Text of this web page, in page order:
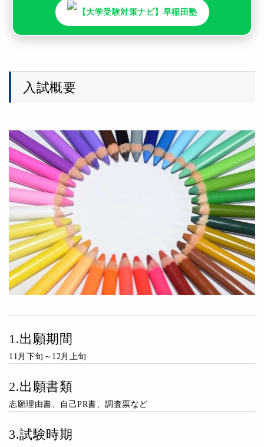
【大学受験対策ナビ】早稲田塾
入試概要
1.出願期間
11月下旬～12月上旬
2.出願書類
志願理由書、自己PR書、調査票など
3.試験時期